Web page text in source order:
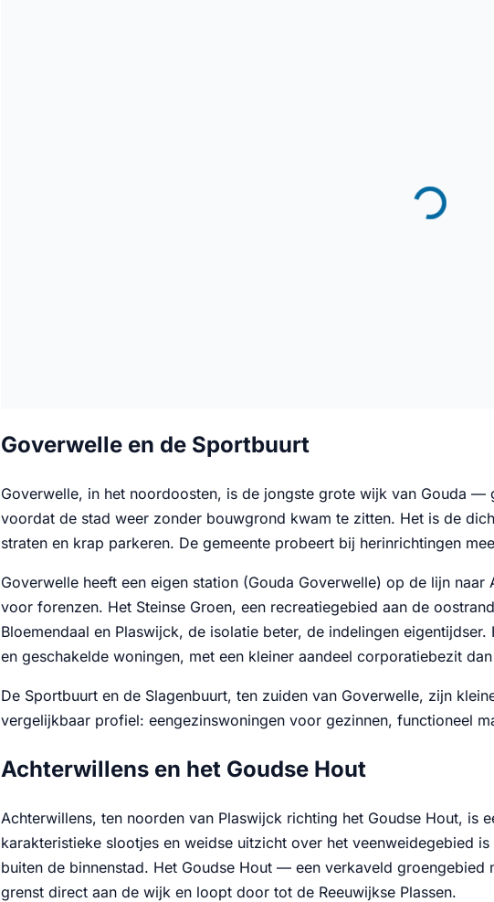
Goverwelle en de Sportbuurt
Goverwelle, in het noordoosten, is de jongste grote wijk van Gouda
voordat de stad weer zonder bouwgrond kwam te zitten. Het is de
straten en krap parkeren. De gemeente probeert bij herinrichtingen
Goverwelle heeft een eigen station (Gouda Goverwelle) op de lijn
voor forenzen. Het Steinse Groen, een recreatiegebied aan de
Bloemendaal en Plaswijck, de isolatie beter, de indelingen
en geschakelde woningen, met een kleiner aandeel corporatiebezit
De Sportbuurt en de Slagenbuurt, ten zuiden van Goverwelle, zijn
vergelijkbaar profiel: eengezinswoningen voor gezinnen, functioneel
Achterwillens en het Goudse Hout
Achterwillens, ten noorden van Plaswijck richting het Goudse Hout, is
karakteristieke slootjes en weidse uitzicht over het veenweidegebied
buiten de binnenstad. Het Goudse Hout — een verkaveld
grenst direct aan de wijk en loopt door tot de Reeuwijkse Plassen.